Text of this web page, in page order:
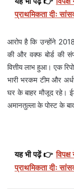
प्राथमिकता दीः
आरोप है कि उन्होंने
की और वक्फ बोर्ड की
वित्तीय लाभ हुआ। एक
भारी भरकम टीम और
घर के बाहर मौजूद रहे।
अमानतुल्ला के पोस्ट के
यह भी पढ़ें 👉
प्राथमिकता दीः